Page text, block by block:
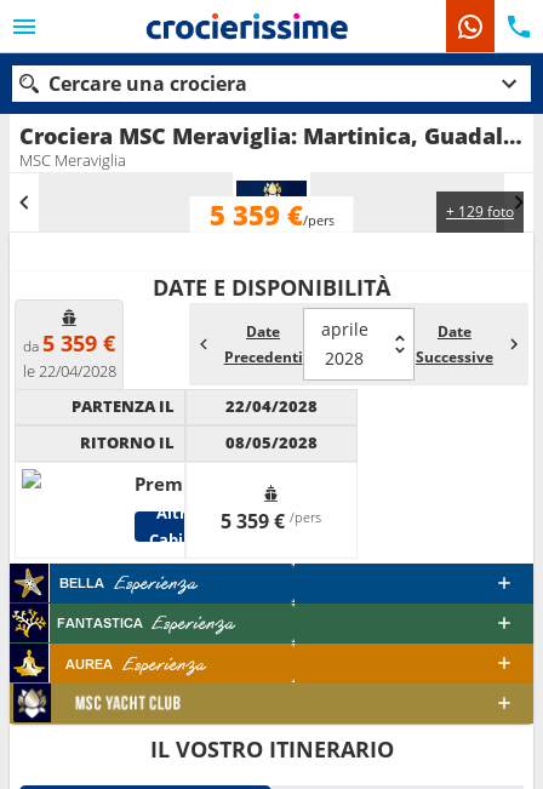
Crociera MSC Meraviglia: Martinica, Guadalupa, Saint Martin, Portogallo, Spagna, Francia, Regno Unito in partenza da Fort de France
MSC Meraviglia
+ 129 foto
5 359 €/pers
DATE E DISPONIBILITÀ
da5 359 €
le 22/04/2028
Date
Precedenti
aprile
2028
Date
Successive
PARTENZA IL
RITORNO IL
Premium
Altre
Cabine
22/04/2028
08/05/2028
5 359 € /pers
IL VOSTRO ITINERARIO
Cercare una crociera
Le nostre destinazioni
Porti Compagnie
Ricerca